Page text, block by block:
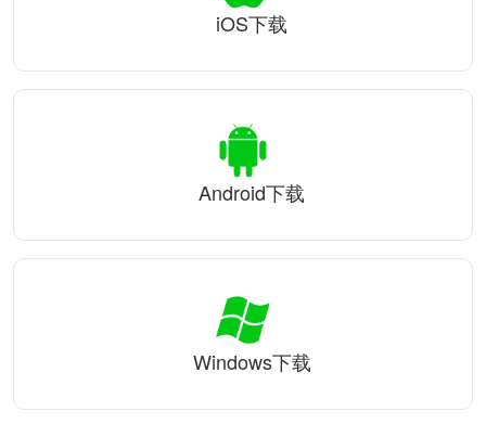
iOS下载
Android下载
Windows下载